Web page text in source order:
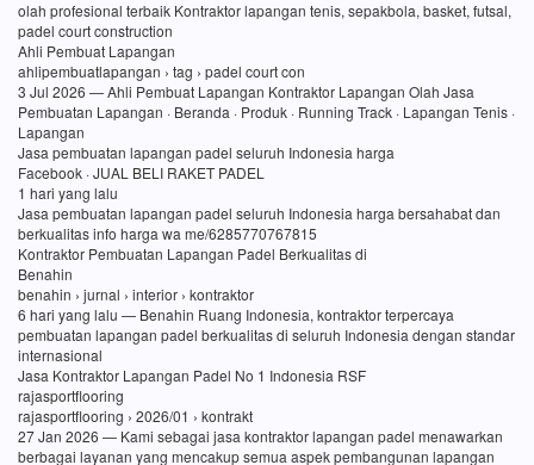
olah profesional terbaik Kontraktor lapangan tenis, sepakbola, basket, futsal,
padel court construction
Ahli Pembuat Lapangan
ahlipembuatlapangan › tag › padel court con
3 Jul 2026 — Ahli Pembuat Lapangan Kontraktor Lapangan Olah Jasa
Pembuatan Lapangan · Beranda · Produk · Running Track · Lapangan Tenis ·
Lapangan
Jasa pembuatan lapangan padel seluruh Indonesia harga
Facebook · JUAL BELI RAKET PADEL
1 hari yang lalu
Jasa pembuatan lapangan padel seluruh Indonesia harga bersahabat dan
berkualitas info harga wa me/6285770767815
Kontraktor Pembuatan Lapangan Padel Berkualitas di
Benahin
benahin › jurnal › interior › kontraktor
6 hari yang lalu — Benahin Ruang Indonesia, kontraktor terpercaya
pembuatan lapangan padel berkualitas di seluruh Indonesia dengan standar
internasional
Jasa Kontraktor Lapangan Padel No 1 Indonesia RSF
rajasportflooring
rajasportflooring › 2026/01 › kontrakt
27 Jan 2026 — Kami sebagai jasa kontraktor lapangan padel menawarkan
berbagai layanan yang mencakup semua aspek pembangunan lapangan